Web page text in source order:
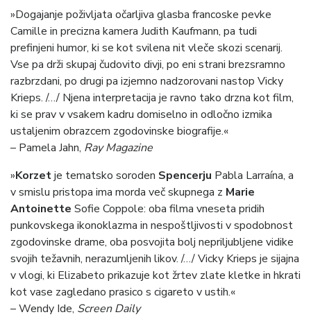
»Dogajanje poživljata očarljiva glasba francoske pevke
Camille in precizna kamera Judith Kaufmann, pa tudi
prefinjeni humor, ki se kot svilena nit vleče skozi scenarij.
Vse pa drži skupaj čudovito divji, po eni strani brezsramno
razbrzdani, po drugi pa izjemno nadzorovani nastop Vicky
Krieps. /…/ Njena interpretacija je ravno tako drzna kot film,
ki se prav v vsakem kadru domiselno in odločno izmika
ustaljenim obrazcem zgodovinske biografije.«
– Pamela Jahn, Ray Magazine
»Korzetje tematsko soroden Spencerju Pabla Larraína, a
v smislu pristopa ima morda več skupnega z Marie
Antoinette Sofie Coppole: oba filma vneseta pridih
punkovskega ikonoklazma in nespoštljivosti v spodobnost
zgodovinske drame, oba posvojita bolj nepriljubljene vidike
svojih težavnih, nerazumljenih likov. /…/ Vicky Krieps je sijajna
v vlogi, ki Elizabeto prikazuje kot žrtev zlate kletke in hkrati
kot vase zagledano prasico s cigareto v ustih.«
– Wendy Ide, Screen Daily